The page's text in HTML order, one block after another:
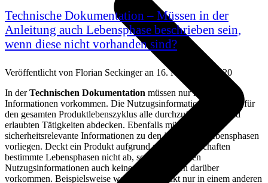
Technische Dokumentation – Müssen in der
Anleitung auch Lebensphase beschrieben sein,
wenn diese nicht vorhanden sind?
Veröffentlicht von Florian Seckingeran 16. November 2020
In derTechnischen Dokumentation müssen nur relevante
Informationen vorkommen. Die Nutzugsinformationen müssen für
den gesamten Produktlebenszyklus alle durchzuführenden und
erlaubten Tätigkeiten abdecken. Ebenfalls müssen
sicherheitsrelevante Informationen zu den jeweiligen Lebensphasen
vorliegen. Deckt ein Produkt aufgrund seiner Eigenschaften
bestimmte Lebensphasen nicht ab, so müssen in den
Nutzugsinformationen auch keine Informationen darüber
vorkommen. Beispielsweise wenn ein Produkt nur in einem anderen